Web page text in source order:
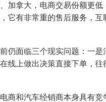
拿大，电商交易份额更低
它有非常重的售后服务，
面临三个现实问题：一是
线上做出决策直接下单，
和汽车经销商本身具有竞